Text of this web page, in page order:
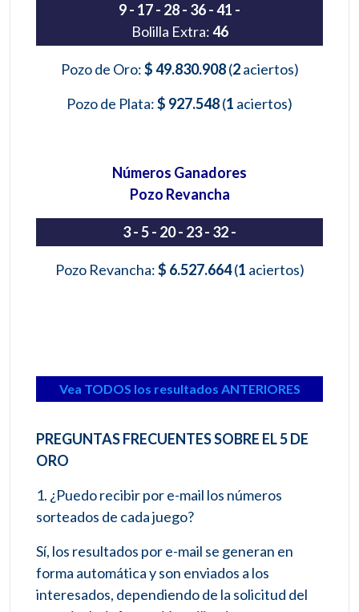
9 - 17 - 28 - 36 - 41 -
Bolilla Extra:46
Pozo de Oro:$ 49.830.908(2aciertos)
Pozo de Plata:$ 927.548(1 aciertos)
Números Ganadores
Pozo Revancha
3 - 5 - 20 - 23 - 32 -
Pozo Revancha:$ 6.527.664(1 aciertos)
Vea TODOS los resultados ANTERIORES
PREGUNTAS FRECUENTES SOBRE EL 5 DE
ORO
1. ¿Puedo recibir por e-mail los números
sorteados de cada juego?
Sí, los resultados por e-mail se generan en
forma automática y son enviados a los
interesados, dependiendo de la solicitud del